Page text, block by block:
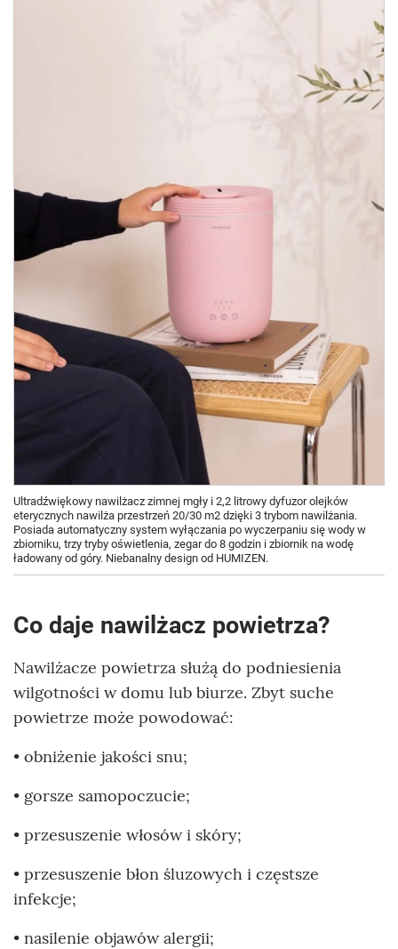
Ultradźwiękowy nawilżacz zimnej mgły i 2,2 litrowy dyfuzor olejków
eterycznych nawilża przestrzeń 20/30 m2 dzięki 3 trybom nawilżania.
Posiada automatyczny system wyłączania po wyczerpaniu się wody w
zbiorniku, trzy tryby oświetlenia, zegar do 8 godzin i zbiornik na wodę
ładowany od góry. Niebanalny design od HUMIZEN.
Co daje nawilżacz powietrza?
Nawilżacze powietrza służą do podniesienia
wilgotności w domu lub biurze. Zbyt suche
powietrze może powodować:
• obniżenie jakości snu;
• gorsze samopoczucie;
• przesuszenie włosów i skóry;
• przesuszenie błon śluzowych i częstsze
infekcje;
• nasilenie objawów alergii;